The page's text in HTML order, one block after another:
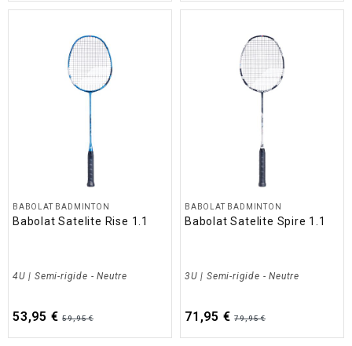
BABOLAT BADMINTON
Babolat Satelite Rise 1.1
4U | Semi-rigide - Neutre
53,95 € 59,95 €
BABOLAT BADMINTON
Babolat Satelite Spire 1.1
3U | Semi-rigide - Neutre
71,95 € 79,95 €